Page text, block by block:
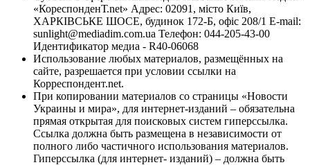
«КореспонденТ.net» Адрес: 02091, місто Київ,
ХАРКІВСЬКЕ ШОСЕ, будинок 172-Б, офіс 208/1 E-mail:
sunlight@mediadim.com.ua Телефон: 044-205-43-00
Идентификатор медиа - R40-06068
Использование любых материалов, размещённых на
сайте, разрешается при условии ссылки на
Корреспондент.net.
При копировании материалов со страницы «Новости
Украины и мира», для интернет-изданий – обязательна
прямая открытая для поисковых систем гиперссылка.
Ссылка должна быть размещена в независимости от
полного либо частичного использования материалов.
Гиперссылка (для интернет- изданий) – должна быть